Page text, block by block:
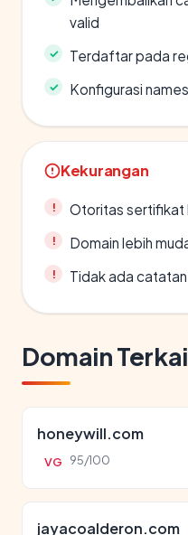
valid
Terdaftar pada
Konfigurasi
Kekurangan
Otoritas sertifikat
Domain lebih
Tidak ada
Domain
honeywill.com
VG 95/100
jayacoalderon.com